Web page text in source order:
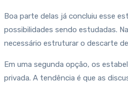
Boa parte delas já concluiu esse
possibilidades sendo estudadas.
necessário estruturar o descarte
Em uma segunda opção, os
privada. A tendência é que as